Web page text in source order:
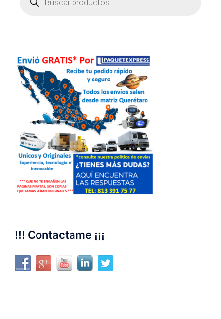
productos
!!! Contactame ¡¡¡